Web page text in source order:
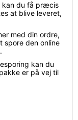
kan du få præcis
at blive leveret,
med din ordre,
spore den online
kan du
er på vej til